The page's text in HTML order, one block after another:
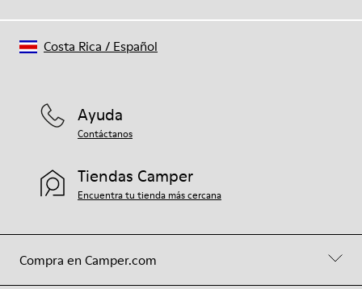
Compra en Camper.com
Ayuda
Contáctanos
Tiendas Camper
Encuentra tu tienda más cercana
Costa Rica / Español